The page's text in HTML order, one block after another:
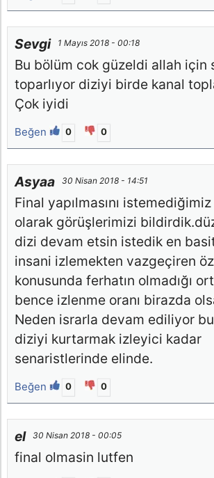
Sevgi 1 Mayıs 2018 - 00:18
Bu bölüm cok güzeldi allah için
toparlıyor diziyi birde kanal
Çok iyidi
Beğen 0 0
Asyaa 30 Nisan 2018 - 14:51
Final yapılmasını
olarak görüşlerimizi
dizi devam etsin istedik en
insani izlemekten vazgeçiren
konusunda ferhatın olmadığı
bence izlenme oranı birazda
Neden israrla devam ediliyor
diziyi kurtarmak izleyici kadar
senaristlerinde elinde.
Beğen 0 0
el 30 Nisan 2018 - 00:05
final olmasin lutfen